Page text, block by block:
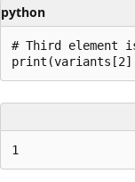
python
# Third element